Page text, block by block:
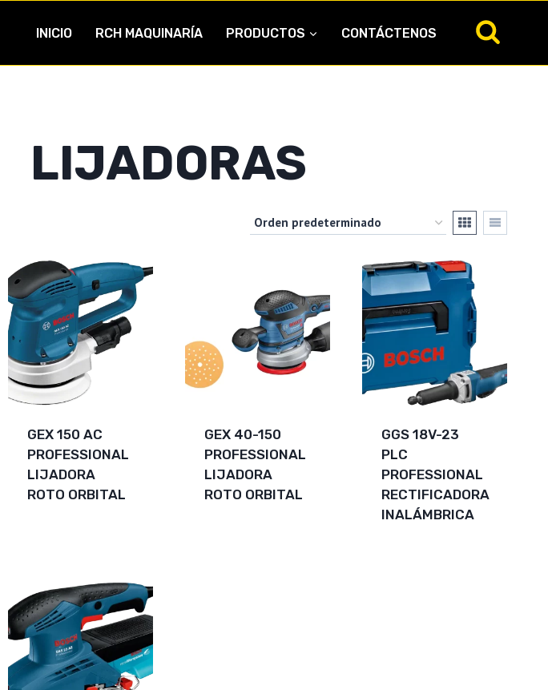
INICIO RCH MAQUINARÍA PRODUCTOS CONTÁCTENOS
LIJADORAS
GEX 150 AC
PROFESSIONAL
LIJADORA
ROTO ORBITAL
GEX 40-150
PROFESSIONAL
LIJADORA
ROTO ORBITAL
GGS 18V-23
PLC
PROFESSIONAL
RECTIFICADORA
INALÁMBRICA